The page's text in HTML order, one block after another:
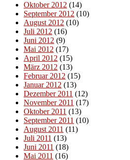
Oktober 2012 (14)
September 2012 (10)
August 2012 (10)
Juli 2012 (16)
Juni 2012 (9)
Mai 2012 (17)
April 2012 (15)
März 2012 (13)
Februar 2012 (15)
Januar 2012 (13)
Dezember 2011 (12)
November 2011 (17)
Oktober 2011 (13)
September 2011 (10)
August 2011 (11)
Juli 2011 (13)
Juni 2011 (18)
Mai 2011 (16)